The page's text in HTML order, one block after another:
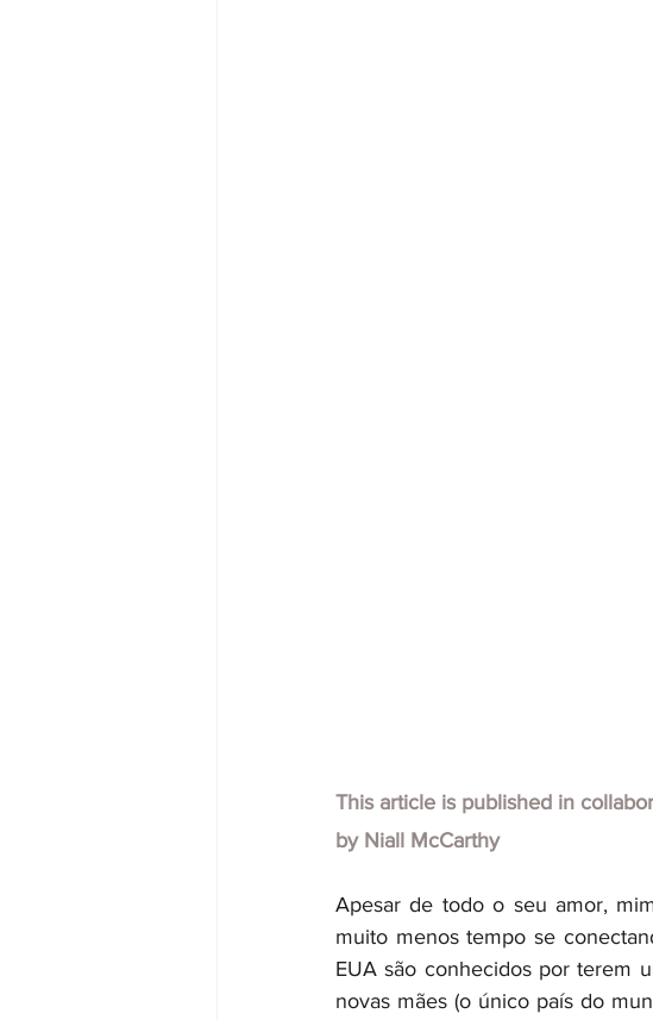
This article is published in
by Niall McCarthy
Apesar de todo o seu amor,
muito menos tempo se
EUA são conhecidos por terem
novas mães (o único país do